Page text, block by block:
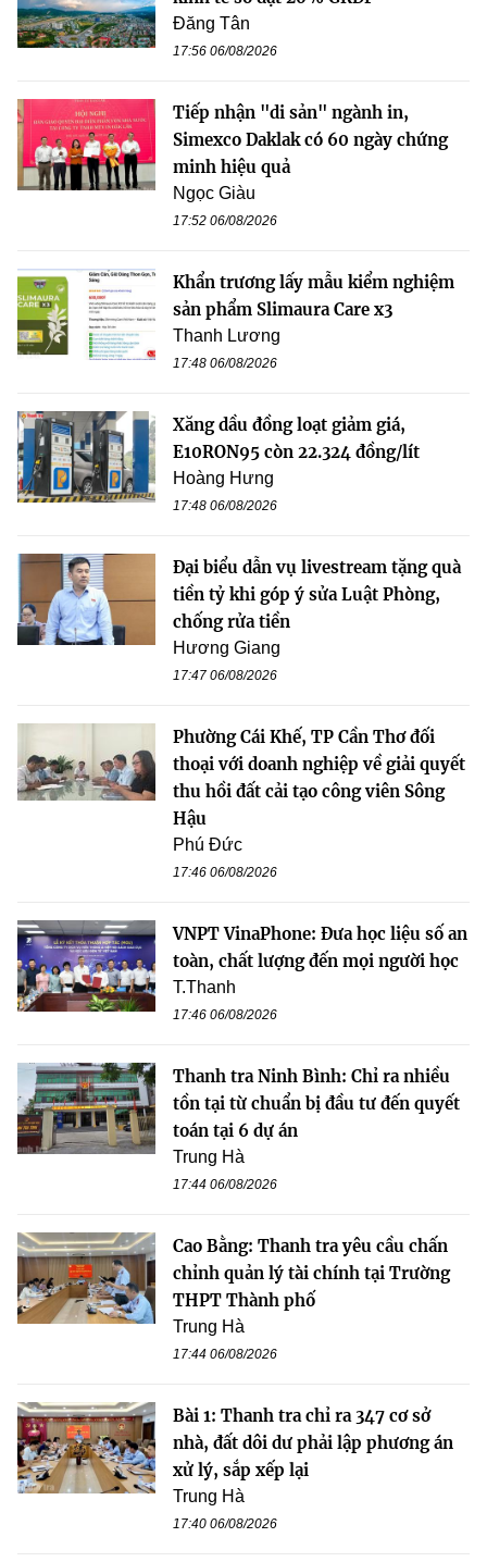
Đăng Tân
17:56 06/08/2026
Tiếp nhận "di sản" ngành in,
Simexco Daklak có 60 ngày chứng
minh hiệu quả
Ngọc Giàu
17:52 06/08/2026
Khẩn trương lấy mẫu kiểm nghiệm
sản phẩm Slimaura Care x3
Thanh Lương
17:48 06/08/2026
Xăng dầu đồng loạt giảm giá,
E10RON95 còn 22.324 đồng/lít
Hoàng Hưng
17:48 06/08/2026
Đại biểu dẫn vụ livestream tặng quà
tiền tỷ khi góp ý sửa Luật Phòng,
chống rửa tiền
Hương Giang
17:47 06/08/2026
Phường Cái Khế, TP Cần Thơ đối
thoại với doanh nghiệp về giải quyết
thu hồi đất cải tạo công viên Sông
Hậu
Phú Đức
17:46 06/08/2026
VNPT VinaPhone: Đưa học liệu số an
toàn, chất lượng đến mọi người học
T.Thanh
17:46 06/08/2026
Thanh tra Ninh Bình: Chỉ ra nhiều
tồn tại từ chuẩn bị đầu tư đến quyết
toán tại 6 dự án
Trung Hà
17:44 06/08/2026
Cao Bằng: Thanh tra yêu cầu chấn
chỉnh quản lý tài chính tại Trường
THPT Thành phố
Trung Hà
17:44 06/08/2026
Bài 1: Thanh tra chỉ ra 347 cơ sở
nhà, đất dôi dư phải lập phương án
xử lý, sắp xếp lại
Trung Hà
17:40 06/08/2026